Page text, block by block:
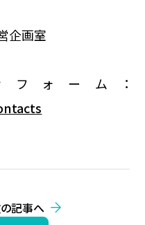
企画室
ォーム：
記事へ